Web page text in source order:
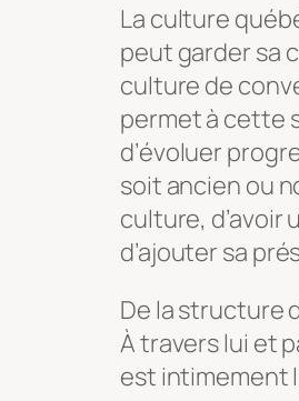
La culture
peut garder sa
culture de
permet à cette
d’évoluer
soit ancien ou
culture,
d’ajouter sa
De la structure
À travers lui et
est intimement